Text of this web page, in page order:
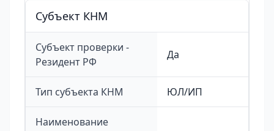
Cубъект КНМ
Субъект проверки -
Резидент РФ
Да
Тип субъекта КНМ ЮЛ/ИП
Наименование